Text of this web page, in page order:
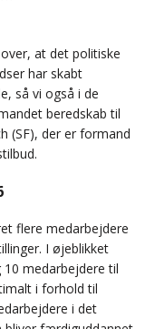
at det politiske
har skabt
så vi også i de
beredskab til
(SF), der er formand
flere medarbejdere
I øjeblikket
medarbejdere til
i forhold til
i det